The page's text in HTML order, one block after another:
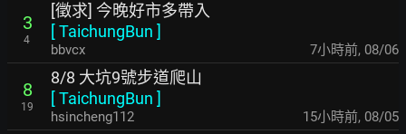
3
4
[徵求] 今晚好市多帶入
[TaichungBun ]
bbvcx 7小時前, 08/06
8
19
8/8 大坑9號步道爬山
[TaichungBun ]
hsincheng112 15小時前, 08/05